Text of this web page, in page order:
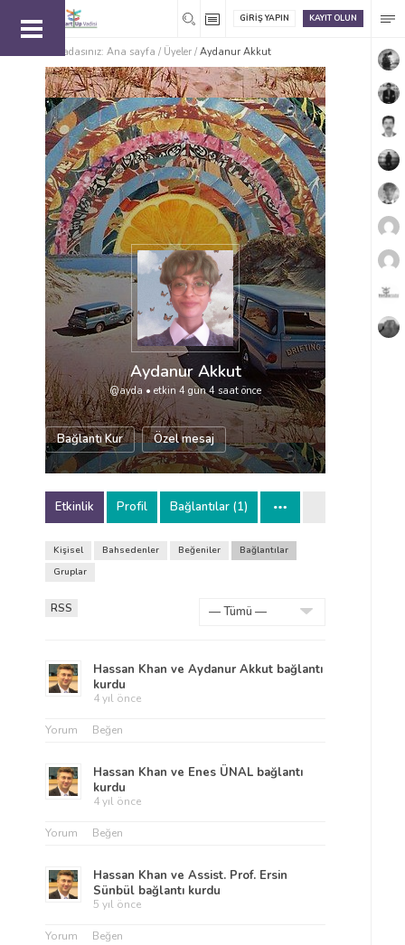
KAYIT OLUN
GIRIŞ YAPIN
Buradasınız: Ana sayfa / Üyeler / Aydanur Akkut
Aydanur Akkut
@ayda • etkin 4 gün 4 saat önce
Bağlantı Kur Özel mesaj
Etkinlik Profil Bağlantılar (1)
Kişisel Bahsedenler Beğeniler
Bağlantılar
Gruplar
RSS
Hassan Khan ve Aydanur Akkut bağlantı
kurdu
4 yıl önce
Yorum Beğen
Hassan Khan ve Enes ÜNAL bağlantı
kurdu
4 yıl önce
Yorum Beğen
Hassan Khan ve Assist. Prof. Ersin
Sünbül bağlantı kurdu
5 yıl önce
Yorum Beğen